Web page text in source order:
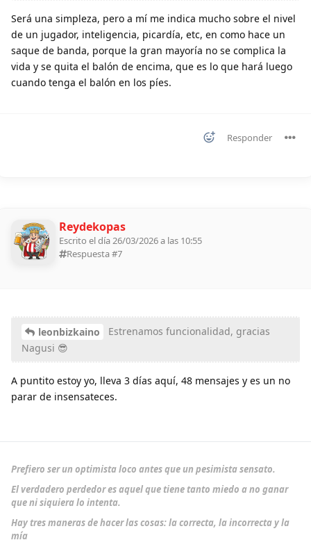
Será una simpleza, pero a mí me indica mucho sobre el nivel
de un jugador, inteligencia, picardía, etc, en como hace un
saque de banda, porque la gran mayoría no se complica la
vida y se quita el balón de encima, que es lo que hará luego
cuando tenga el balón en los píes.
Responder
Reydekopas
Escrito el día 26/03/2026 a las 10:55
Respuesta #7
leonbizkaino
Estrenamos funcionalidad, gracias
Nagusi 😎
A puntito estoy yo, lleva 3 días aquí, 48 mensajes y es un no
parar de insensateces.
Prefiero ser un optimista loco antes que un pesimista sensato.
El verdadero perdedor es aquel que tiene tanto miedo a no ganar
que ni siquiera lo intenta.
Hay tres maneras de hacer las cosas: la correcta, la incorrecta y la
mía